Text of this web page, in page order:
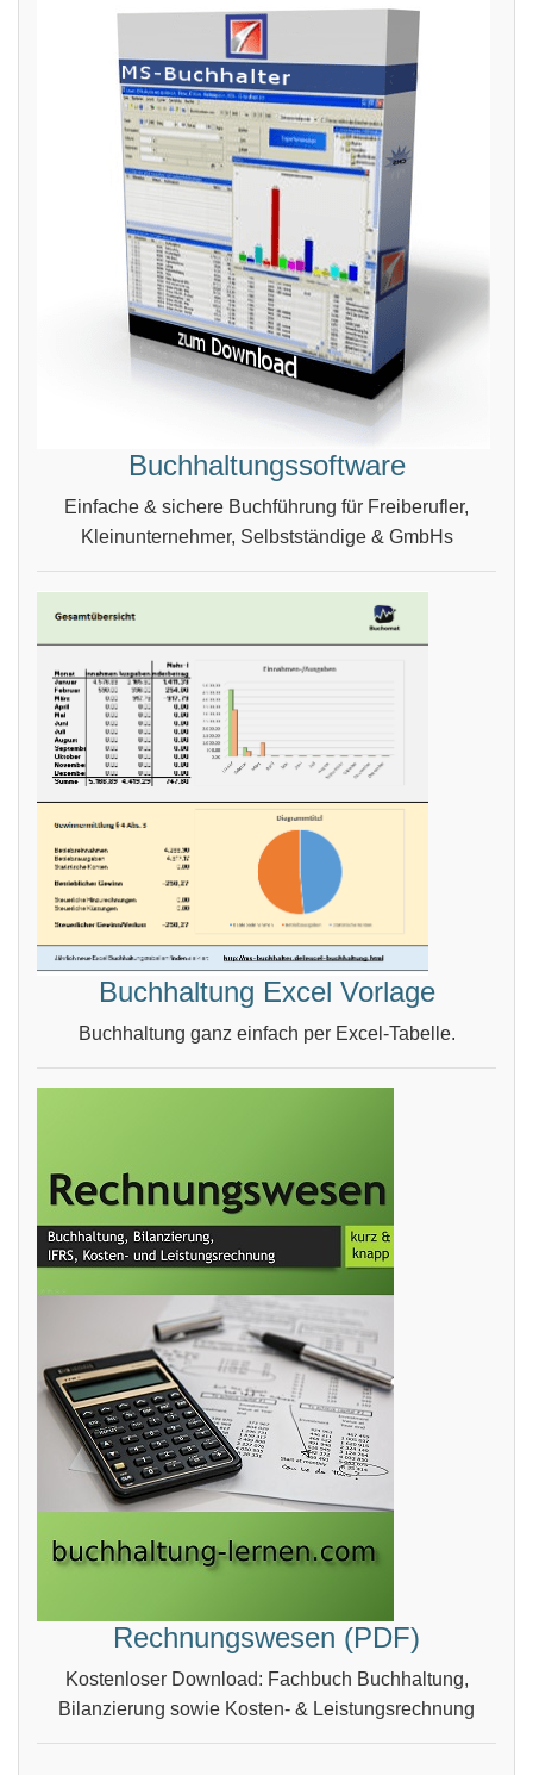
Buchhaltungssoftware
Einfache & sichere Buchführung für Freiberufler,
Kleinunternehmer, Selbstständige & GmbHs
Buchhaltung Excel Vorlage
Buchhaltung ganz einfach per Excel-Tabelle.
Rechnungswesen (PDF)
Kostenloser Download: Fachbuch Buchhaltung,
Bilanzierung sowie Kosten- & Leistungsrechnung